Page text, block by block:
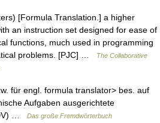
[Formula Translation.] a higher
an instruction set designed for ease of
functions, much used in programming
problems. [PJC] …
The Collaborative
für engl. formula translator> bes. auf
Aufgaben ausgerichtete
…
Das große Fremdwörterbuch